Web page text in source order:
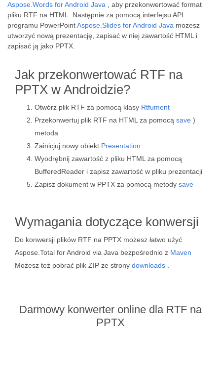
Aspose.Words for Android Java , aby przekonwertować format
pliku RTF na HTML. Następnie za pomocą interfejsu API
programu PowerPointAspose.Slides for Android Java możesz
utworzyć nową prezentację, zapisać w niej zawartość HTML i
zapisać ją jako PPTX.
Jak przekonwertować RTF na
PPTX w Androidzie?
Otwórz plik RTF za pomocą klasy Rtfument
Przekonwertuj plik RTF na HTML za pomocą save )
metoda
Zainicjuj nowy obiekt Presentation
Wyodrębnij zawartość z pliku HTML za pomocą
BufferedReader i zapisz zawartość w pliku prezentacji
Zapisz dokument w PPTX za pomocą metody save
Wymagania dotyczące konwersji
Do konwersji plików RTF na PPTX możesz łatwo użyć
Aspose.Total for Android via Java bezpośrednio z Maven
Możesz też pobrać plik ZIP ze strony downloads
Darmowy konwerter online dla RTF na
PPTX